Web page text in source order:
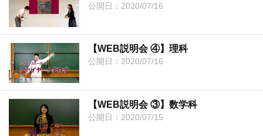
公開日：2020/07/16
【WEB説明会 ④】理科
公開日：2020/07/16
【WEB説明会 ③】数学科
公開日：2020/07/15